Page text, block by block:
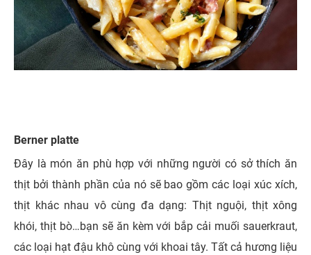
Berner platte
Đây là món ăn phù hợp với những người có sở thích ăn
thịt bởi thành phần của nó sẽ bao gồm các loại xúc xích,
thịt khác nhau vô cùng đa dạng: Thịt nguội, thịt xông
khói, thịt bò…bạn sẽ ăn kèm với bắp cải muối sauerkraut,
các loại hạt đậu khô cùng với khoai tây. Tất cả hương liệu